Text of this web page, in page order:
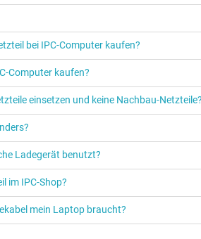
bei IPC‑Computer kaufen?
kaufen?
einsetzen und keine Nachbau-Netzteile?
Ladegerät benutzt?
im IPC-Shop?
mein Laptop braucht?